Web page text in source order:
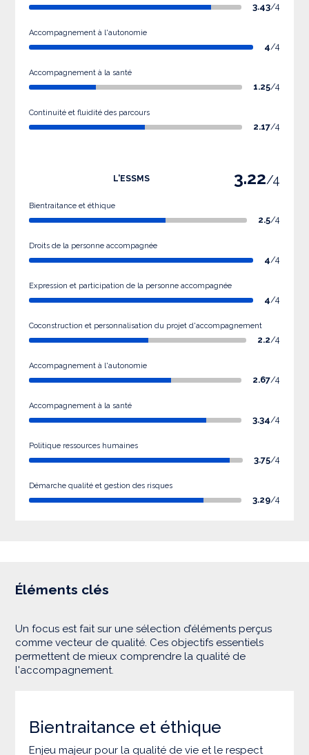
3.43/4
Accompagnement à l'autonomie
4/4
Accompagnement à la santé
1.25/4
Continuité et fluidité des parcours
2.17/4
L'ESSMS 3.22/4
Bientraitance et éthique
2.5/4
Droits de la personne accompagnée
4/4
Expression et participation de la personne accompagnée
4/4
Coconstruction et personnalisation du projet d'accompagnement
2.2/4
Accompagnement à l'autonomie
2.67/4
Accompagnement à la santé
3.34/4
Politique ressources humaines
3.75/4
Démarche qualité et gestion des risques
3.29/4
Éléments clés
Un focus est fait sur une sélection d’éléments perçus
comme vecteur de qualité. Ces objectifs essentiels
permettent de mieux comprendre la qualité de
l'accompagnement.
Bientraitance et éthique
Enjeu majeur pour la qualité de vie et le respect